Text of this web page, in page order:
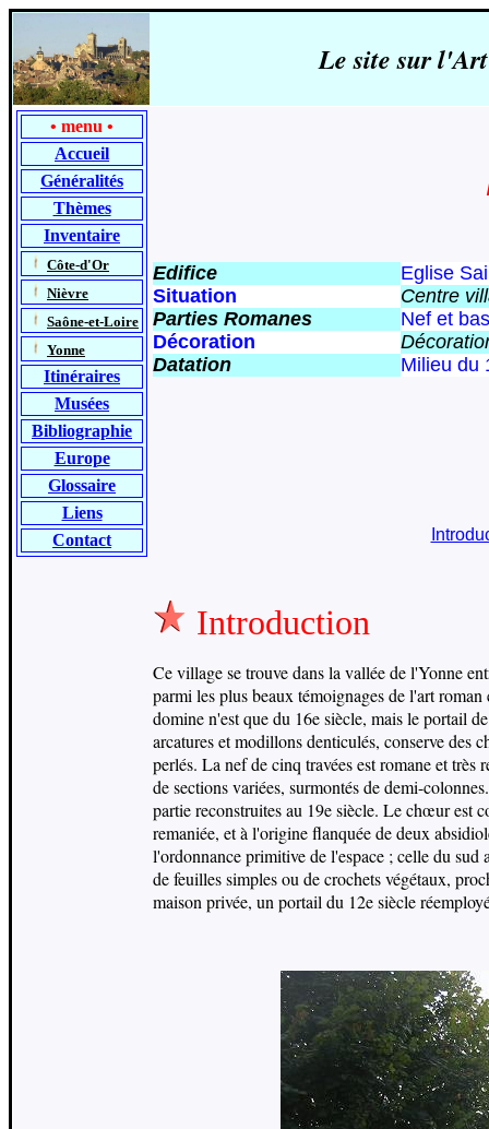
Le site sur
• menu •
Accueil
Généralités
Thèmes
Inventaire
Côte-d'Or
Nièvre
Saône-et-Loire
Yonne
Itinéraires
Musées
Bibliographie
Europe
Glossaire
Liens
Contact
Edifice
Eglise
Situation
Centre
Parties Romanes
Nef et
Décoration
Datation
Milieu du
Introduction
Ce village se trouve dans la vallée de l'Yonne
parmi les plus beaux témoignages de l'art
domine n'est que du 16e siècle, mais le portail
arcatures et modillons denticulés, conserve des
perlés. La nef de cinq travées est romane et
de sections variées, surmontés de demi-
partie reconstruites au 19e siècle. Le chœur est
remaniée, et à l'origine flanquée de deux
l'ordonnance primitive de l'espace ; celle du sud
de feuilles simples ou de crochets végétaux,
maison privée, un portail du 12e siècle